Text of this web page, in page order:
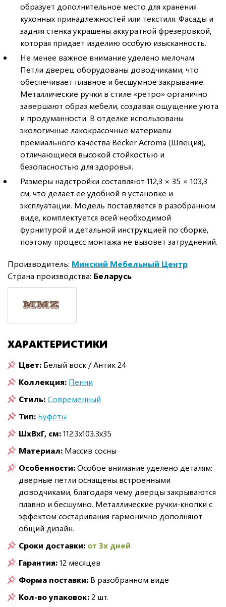
образует дополнительное место для хранения
кухонных принадлежностей или текстиля. Фасады и
задняя стенка украшены аккуратной фрезеровкой,
которая придает изделию особую изысканность.
Не менее важное внимание уделено мелочам.
Петли дверец оборудованы доводчиками, что
обеспечивает плавное и бесшумное закрывание.
Металлические ручки в стиле «ретро» органично
завершают образ мебели, создавая ощущение уюта
и продуманности. В отделке использованы
экологичные лакокрасочные материалы
премиального качества Becker Acroma (Швеция),
отличающиеся высокой стойкостью и
безопасностью для здоровья.
Размеры надстройки составляют 112,3 × 35 × 103,3
см, что делает ее удобной в установке и
эксплуатации. Модель поставляется в разобранном
виде, комплектуется всей необходимой
фурнитурой и детальной инструкцией по сборке,
поэтому процесс монтажа не вызовет затруднений.
Производитель: Минский Мебельный Центр
Страна производства: Беларусь
ХАРАКТЕРИСТИКИ
Цвет: Белый воск / Антик 24
Коллекция: Пенни
Стиль:Современный
Тип: Буфеты
ШxВxГ, см:112.3x103.3x35
Материал: Массив сосны
Особенности:Особое внимание уделено деталям:
дверные петли оснащены встроенными
доводчиками, благодаря чему дверцы закрываются
плавно и бесшумно. Металлические ручки-кнопки с
эффектом состаривания гармонично дополняют
общий дизайн.
Сроки доставки: от 3х дней
Гарантия:12 месяцев
Форма поставки: В разобранном виде
Кол-во упаковок:2 шт.